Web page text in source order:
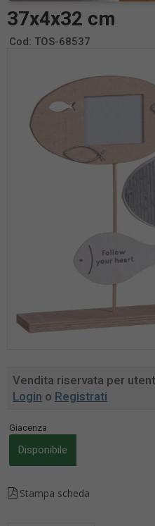
37x4x32 cm
Cod: TOS-68537
Vendita riservata per
Login o Registrati
Giacenza
Disponibile
Stampa scheda